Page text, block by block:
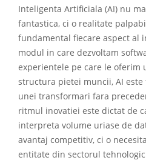
Inteligenta Artificiala (AI) nu
fantastica, ci o realitate
fundamental fiecare aspect al
modul in care dezvoltam
experientele pe care le oferim
structura pietei muncii, AI
unei transformari fara
ritmul inovatiei este dictat de
interpreta volume uriase de
avantaj competitiv, ci o
entitate din sectorul